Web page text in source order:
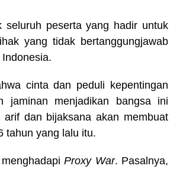
seluruh peserta yang hadir untuk
yang tidak bertanggungjawab
cinta dan peduli kepentingan
jaminan menjadikan bangsa ini
dan bijaksana akan membuat
tahun yang lalu itu.
menghadapiProxy War. Pasalnya,